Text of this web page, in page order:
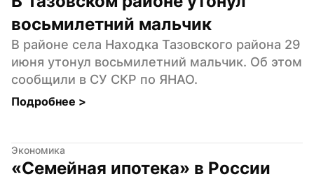
восьмилетний мальчик
В районе села Находка Тазовского района 29
июня утонул восьмилетний мальчик. Об этом
сообщили в СУ СКР по ЯНАО.
Подробнее >
Экономика
«Семейная ипотека» в России